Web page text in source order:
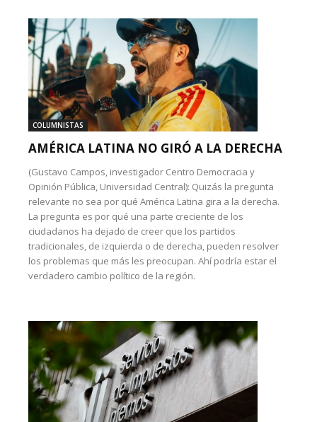
COLUMNISTAS
AMÉRICA LATINA NO GIRÓ A LA DERECHA
(Gustavo Campos, investigador Centro Democracia y
Opinión Pública, Universidad Central): Quizás la pregunta
relevante no sea por qué América Latina gira a la derecha.
La pregunta es por qué una parte creciente de los
ciudadanos ha dejado de creer que los partidos
tradicionales, de izquierda o de derecha, pueden resolver
los problemas que más les preocupan. Ahí podría estar el
verdadero cambio político de la región.